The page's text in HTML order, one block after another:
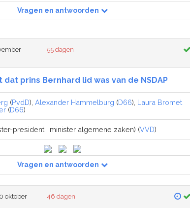
Vragen en antwoorden
55 dagen
dat prins Bernhard lid was van de NSDAP
(PvdD), Alexander Hammelburg (D66), Laura Bromet
(D66)
president , minister algemene zaken) (VVD)
Vragen en antwoorden
oktober
46 dagen